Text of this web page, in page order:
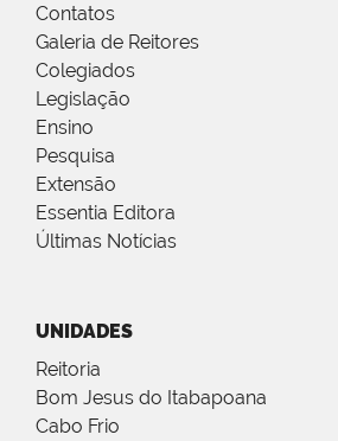
Contatos
Galeria de Reitores
Colegiados
Legislação
Ensino
Pesquisa
Extensão
Essentia Editora
Últimas Notícias
UNIDADES
Reitoria
Bom Jesus do Itabapoana
Cabo Frio